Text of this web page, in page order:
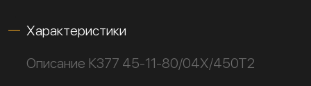
Характеристики
Описание К377 45-11-80/04Х/450Т2